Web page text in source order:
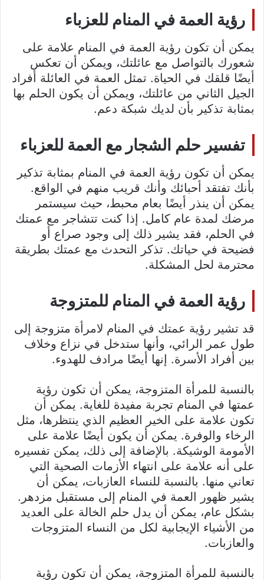
رؤية العمة في المنام للعزباء
يمكن أن تكون رؤية العمة في المنام علامة على
شعورك بالتواصل مع عائلتك، ويمكن أن تعكس
أيضًا قلقك في الحياة. تمثل العمة في العائلة أفراد
الجيل الثاني من عائلتك، ويمكن أن يكون الحلم بها
بمثابة تذكير بأن لديك شبكة دعم.
تفسير حلم الشجار مع العمة للعزباء
يمكن أن تكون رؤية العمة في المنام بمثابة تذكير
بأنك تفتقد أحبائك وأنك قريب منهم في الواقع.
يمكن أن ينذر أيضًا بعام محبط، حيث سيستمر
مرضك لمدة عام كامل. إذا كنت تتشاجر مع عمتك
في الحلم، فقد يشير ذلك إلى وجود صراع أو
فضيحة في حياتك. تذكر التحدث مع عمتك بطريقة
محترمة لحل المشكلة.
رؤية العمة في المنام للمتزوجة
قد تشير رؤية عمتك في المنام لامرأة متزوجة إلى
طول عمر الرائي، وأنها ستدخل في نزاع وخلاف
بين أفراد الأسرة. إنها أيضًا مرادف للهدوء.
بالنسبة للمرأة المتزوجة، يمكن أن تكون رؤية
عمتها في المنام تجربة مفيدة للغاية. يمكن أن
تكون علامة على الخير العظيم الذي ينتظرها، مثل
الرخاء والوفرة. يمكن أن يكون أيضًا علامة على
الأمومة الوشيكة. بالإضافة إلى ذلك، يمكن تفسيره
على أنه علامة على انتهاء الأزمات الصحية التي
تعاني منها. بالنسبة للنساء العازبات، يمكن أن
يشير ظهور العمة في المنام إلى مستقبل مزدهر.
بشكل عام، يمكن أن يدل حلم الخالة على العديد
من الأشياء الإيجابية لكل من النساء المتزوجات
والعازبات.
بالنسبة للمرأة المتزوجة، يمكن أن تكون رؤية